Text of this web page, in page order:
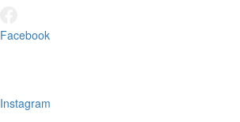
Facebook
Instagram